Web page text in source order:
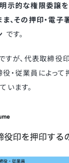
示的な権限委譲を
ま、その押印・電
です。
が、代表取締役
・従業員によって
います。